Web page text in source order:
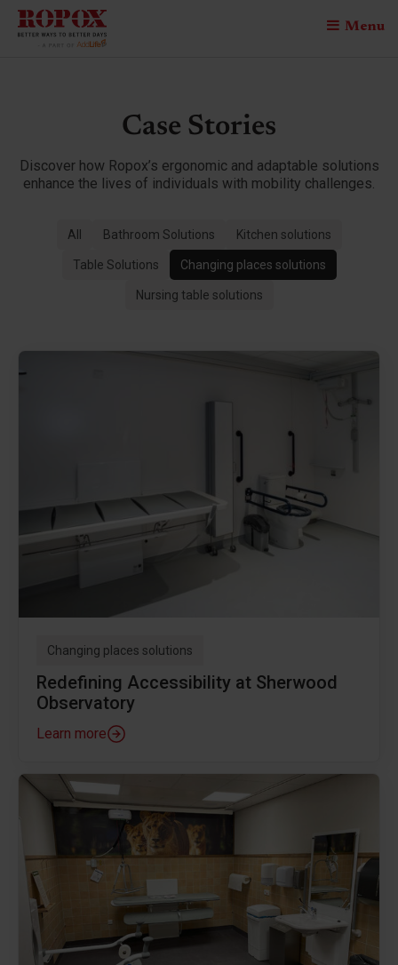
Menu
Case Stories
Discover how Ropox’s ergonomic and adaptable solutions
enhance the lives of individuals with mobility challenges.
All Bathroom Solutions Kitchen solutions
Table Solutions Changing places solutions
Nursing table solutions
Changing places solutions
Redefining Accessibility at Sherwood
Observatory
Learn more